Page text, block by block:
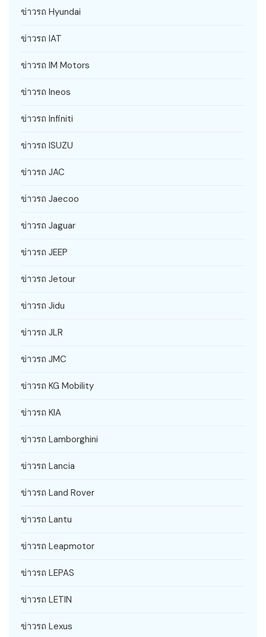
ข่าวรถ Hyundai
ข่าวรถ IAT
ข่าวรถ IM Motors
ข่าวรถ Ineos
ข่าวรถ Infiniti
ข่าวรถ ISUZU
ข่าวรถ JAC
ข่าวรถ Jaecoo
ข่าวรถ Jaguar
ข่าวรถ JEEP
ข่าวรถ Jetour
ข่าวรถ Jidu
ข่าวรถ JLR
ข่าวรถ JMC
ข่าวรถ KG Mobility
ข่าวรถ KIA
ข่าวรถ Lamborghini
ข่าวรถ Lancia
ข่าวรถ Land Rover
ข่าวรถ Lantu
ข่าวรถ Leapmotor
ข่าวรถ LEPAS
ข่าวรถ LETIN
ข่าวรถ Lexus